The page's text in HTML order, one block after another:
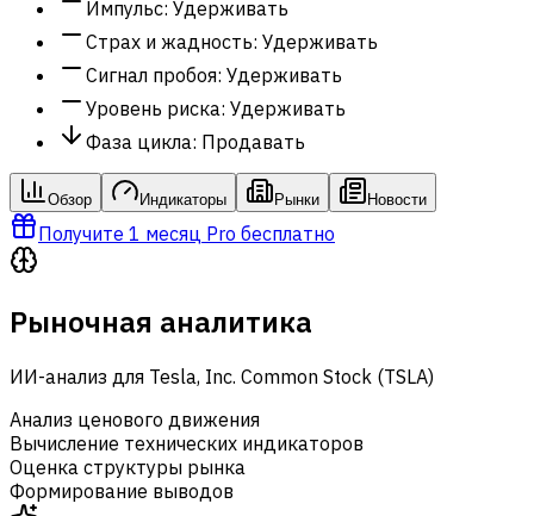
Импульс: Удерживать
Страх и жадность: Удерживать
Сигнал пробоя: Удерживать
Уровень риска: Удерживать
Фаза цикла: Продавать
Обзор Индикаторы Рынки Новости
Получите 1 месяц Pro бесплатно
Рыночная аналитика
ИИ-анализ для Tesla, Inc. Common Stock (TSLA)
Анализ ценового движения
Вычисление технических индикаторов
Оценка структуры рынка
Формирование выводов